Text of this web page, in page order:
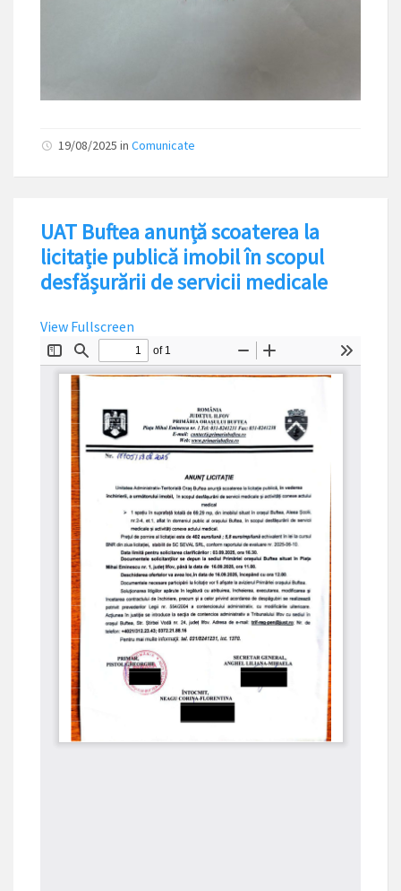
19/08/2025 in Comunicate
UAT Buftea anunță scoaterea la
licitație publică imobil în scopul
desfășurării de servicii medicale
View Fullscreen